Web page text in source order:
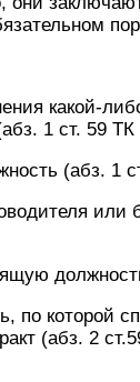
какой-
1 ст. 59
(абз. 1
или
по которой
(абз. 2